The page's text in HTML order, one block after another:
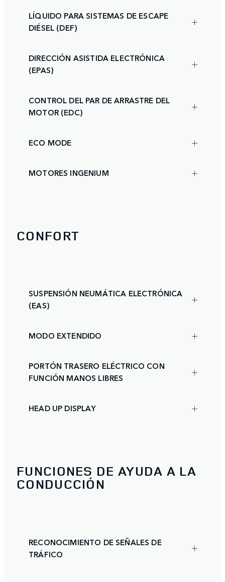
LÍQUIDO PARA SISTEMAS DE ESCAPE
DIÉSEL (DEF)
DIRECCIÓN ASISTIDA ELECTRÓNICA
(EPAS)
CONTROL DEL PAR DE ARRASTRE DEL
MOTOR (EDC)
ECO MODE
MOTORES INGENIUM
CONFORT
SUSPENSIÓN NEUMÁTICA ELECTRÓNICA
(EAS)
MODO EXTENDIDO
PORTÓN TRASERO ELÉCTRICO CON
FUNCIÓN MANOS LIBRES
HEAD UP DISPLAY
FUNCIONES DE AYUDA A LA
CONDUCCIÓN
RECONOCIMIENTO DE SEÑALES DE
TRÁFICO